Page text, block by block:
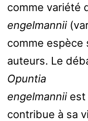
comme variété
engelmannii
comme espèce
auteurs. Le
Opuntia
engelmanniiest
contribue à sa